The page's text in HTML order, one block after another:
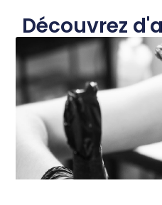
Découvrez